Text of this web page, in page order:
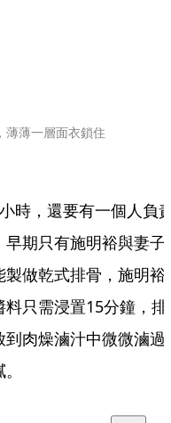
薄薄一層面衣鎖住
時，還要有一個人負
期只有施明裕與妻子
做乾式排骨，施明裕
只需浸置15分鐘，排
肉燥滷汁中微微滷過